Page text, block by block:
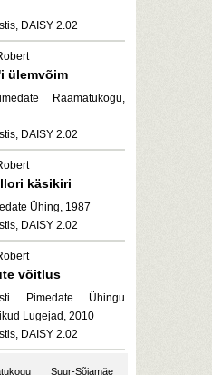
DAISY 2.02
ülemvõim
Raamatukogu,
DAISY 2.02
käsikiri
Ühing, 1987
DAISY 2.02
võitlus
Pimedate Ühingu
Lugejad, 2010
DAISY 2.02
Suur-Sõjamäe